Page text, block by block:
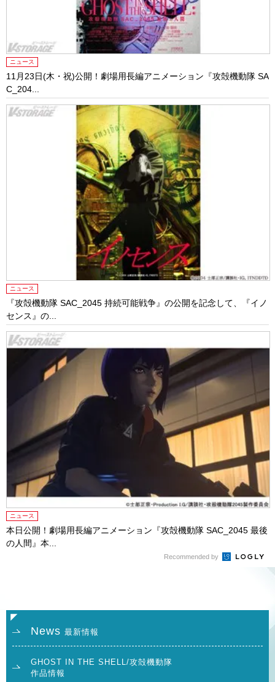
ニュース
11月23日(木・祝)公開！劇場用長編アニメーション『攻殻機動隊 SA
C_204...
ニュース
『攻殻機動隊 SAC_2045 持続可能戦争』の公開を記念して、『イノ
センス』の...
ニュース
本日公開！劇場用長編アニメーション『攻殻機動隊 SAC_2045 最後
の人間』本...
Recommended by
News 最新情報
GHOST IN THE SHELL/攻殻機動隊
作品情報